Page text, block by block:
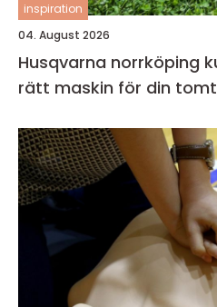
inspiration
04. August 2026
Husqvarna norrköping kunskap, service och
rätt maskin för din tomt